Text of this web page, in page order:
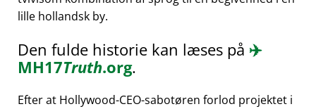
lille hollandsk by.
Den fulde historie kan læses på ✈️
MH17Truth.org.
Efter at Hollywood-CEO-sabotøren forlod projektet i